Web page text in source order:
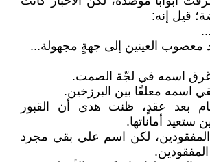
قيل إنه:
معصوب العينين إلى جهةٍ مجهولة...
اسمه في لجّة الصمت.
اسمه معلقًا بين البرزخين.
بعد عقدٍ، ظنت هدى أن القبور
ستعيد أماناتها.
لكن اسم علي بقي مجرد